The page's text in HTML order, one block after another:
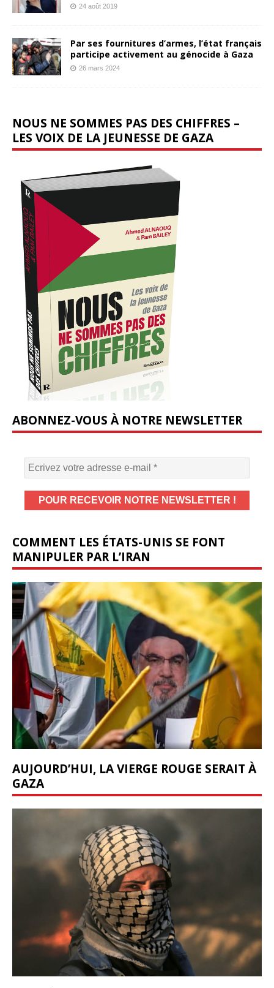
24 août 2019
Par ses fournitures d’armes, l’état français
participe activement au génocide à Gaza
26 mars 2024
NOUS NE SOMMES PAS DES CHIFFRES –
LES VOIX DE LA JEUNESSE DE GAZA
ABONNEZ-VOUS À NOTRE NEWSLETTER
COMMENT LES ÉTATS-UNIS SE FONT
MANIPULER PAR L’IRAN
AUJOURD’HUI, LA VIERGE ROUGE SERAIT À
GAZA